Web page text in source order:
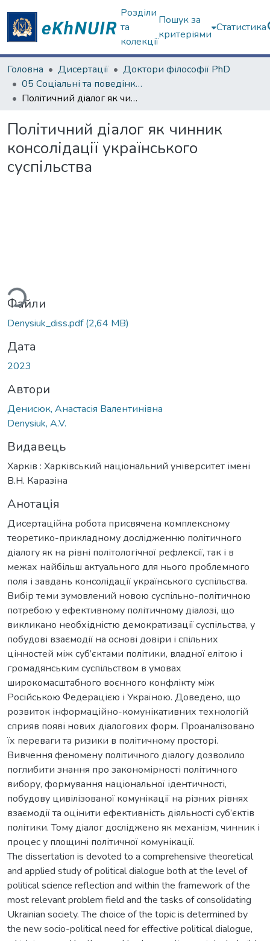
Розділи
та
колекції
Пошук за
критеріями
Статистика
Головна Дисертації
Доктори філософії PhD
05 Соціальні та поведінкові науки
Політичний діалог як чинник консолідації українського суспільства
Політичний діалог як чинник
консолідації українського
суспільства
Файли
Denysiuk_diss.pdf(2,64 MB)
Дата
2023
Автори
Денисюк, Анастасія Валентинівна
Denysiuk, A.V.
Видавець
Харків : Харківський національний університет імені
В.Н. Каразіна
Анотація
Дисертаційна робота присвячена комплексному
теоретико-прикладному дослідженню політичного
діалогу як на рівні політологічної рефлексії, так і в
межах найбільш актуального для нього проблемного
поля і завдань консолідації українського суспільства.
Вибір теми зумовлений новою суспільно-політичною
потребою у ефективному політичному діалозі, що
викликано необхідністю демократизації суспільства, у
побудові взаємодії на основі довіри і спільних
цінностей між суб’єктами політики, владної елітою і
громадянським суспільством в умовах
широкомасштабного воєнного конфлікту між
Російською Федерацією і Україною. Доведено, що
розвиток інформаційно-комунікативних технологій
сприяв появі нових діалогових форм. Проаналізовано
їх переваги та ризики в політичному просторі.
Вивчення феномену політичного діалогу дозволило
поглибити знання про закономірності політичного
вибору, формування національної ідентичності,
побудову цивілізованої комунікації на різних рівнях
взаємодії та оцінити ефективність діяльності суб’єктів
політики. Тому діалог досліджено як механізм, чинник і
процес у площині політичної комунікації.
The dissertation is devoted to a comprehensive theoretical
and applied study of political dialogue both at the level of
political science reflection and within the framework of the
most relevant problem field and the tasks of consolidating
Ukrainian society. The choice of the topic is determined by
the new socio-political need for effective political dialogue,